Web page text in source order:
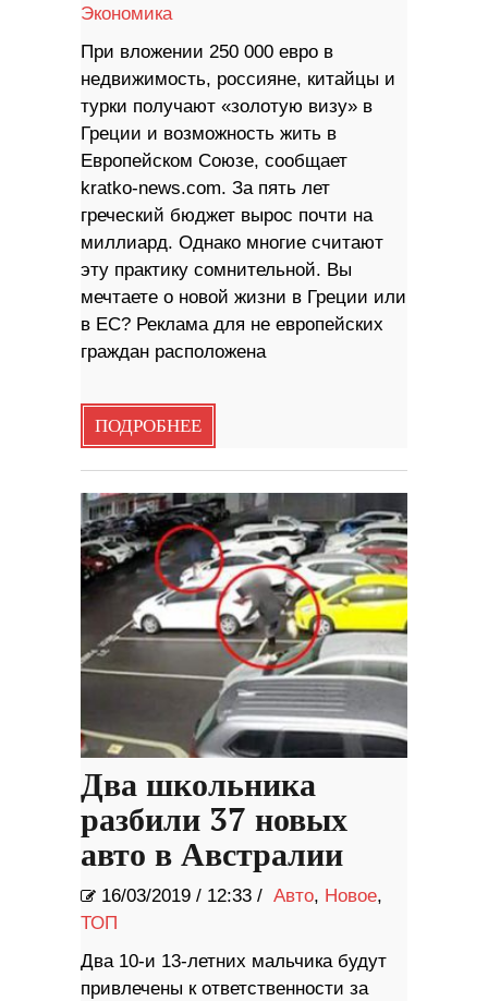
Экономика
При вложении 250 000 евро в
недвижимость, россияне, китайцы и
турки получают «золотую визу» в
Греции и возможность жить в
Европейском Союзе, сообщает
kratko-news.com. За пять лет
греческий бюджет вырос почти на
миллиард. Однако многие считают
эту практику сомнительной. Вы
мечтаете о новой жизни в Греции или
в ЕС? Реклама для не европейских
граждан расположена
ПОДРОБНЕЕ
Два школьника
разбили 37 новых
авто в Австралии
16/03/2019 / 12:33 / Авто, Новое,
ТОП
Два 10-и 13-летних мальчика будут
привлечены к ответственности за